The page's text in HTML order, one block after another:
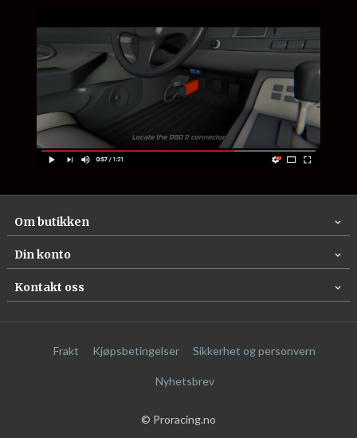
Om butikken
Din konto
Kontakt oss
Frakt Kjøpsbetingelser Sikkerhet og personvern
Nyhetsbrev
© Proracing.no